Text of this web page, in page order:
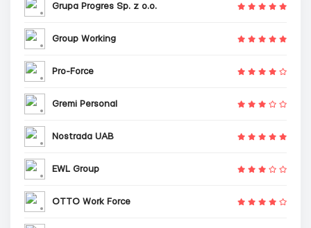
Grupa Progres Sp. z o.o.
Group Working
Pro-Force
Gremi Personal
Nostrada UAB
EWL Group
OTTO Work Force